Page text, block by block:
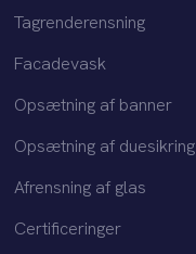
Tagrenderensning
Facadevask
Opsætning af banner
Opsætning af duesikring
Afrensning af glas​
Certificeringer